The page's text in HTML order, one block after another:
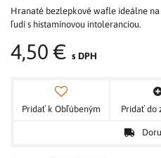
Hranaté bezlepkové wafle ideálne
ľudí s histamínovou intoleranciou.
4,50 € s DPH
Pridať k Obľúbeným Pridať do